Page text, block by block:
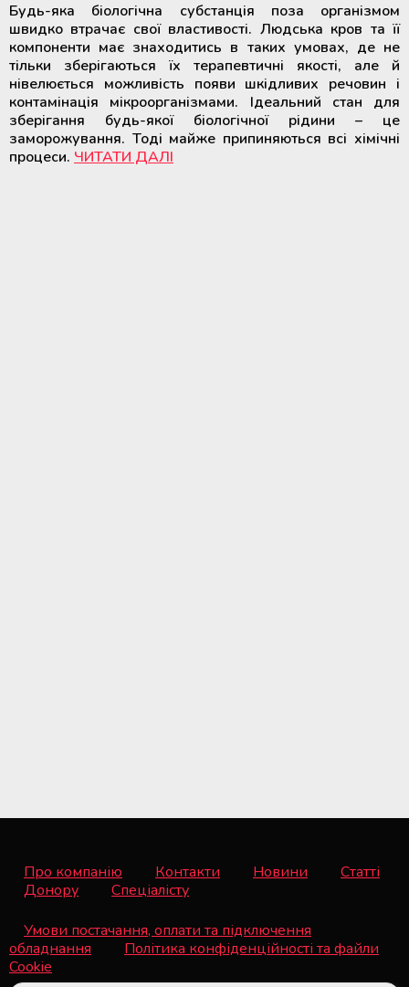
Будь-яка біологічна субстанція поза організмом
швидко втрачає свої властивості. Людська кров та її
компоненти має знаходитись в таких умовах, де не
тільки зберігаються їх терапевтичні якості, але й
нівелюється можливість появи шкідливих речовин і
контамінація мікроорганізмами. Ідеальний стан для
зберігання будь-якої біологічної рідини – це
заморожування. Тоді майже припиняються всі хімічні
процеси. ЧИТАТИ ДАЛІ
Про компанію Контакти Новини
Статті
Донору
Спеціалісту
Умови постачання, оплати та підключення
обладнання
Політика конфіденційності та файли
Cookie